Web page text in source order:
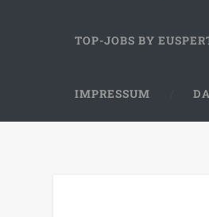
TOP-JOBS BY
IMPRESSUM